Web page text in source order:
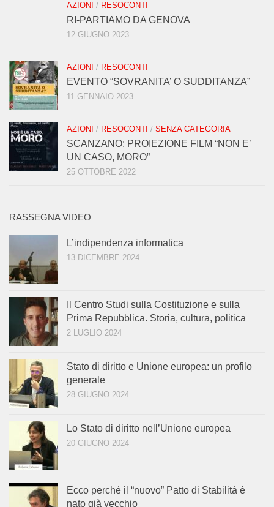
AZIONI / RESOCONTI
RI-PARTIAMO DA GENOVA
12 GIUGNO 2023
AZIONI / RESOCONTI
EVENTO “SOVRANITA’ O SUDDITANZA”
11 GENNAIO 2023
AZIONI / RESOCONTI / SENZA CATEGORIA
SCANZANO: PROIEZIONE FILM “NON E’
UN CASO, MORO”
25 OTTOBRE 2022
RASSEGNA VIDEO
L’indipendenza informatica
13 DICEMBRE 2024
Il Centro Studi sulla Costituzione e sulla
Prima Repubblica. Storia, cultura, politica
2 LUGLIO 2024
Stato di diritto e Unione europea: un profilo
generale
28 GIUGNO 2024
Lo Stato di diritto nell’Unione europea
20 GIUGNO 2024
Ecco perché il “nuovo” Patto di Stabilità è
nato già vecchio